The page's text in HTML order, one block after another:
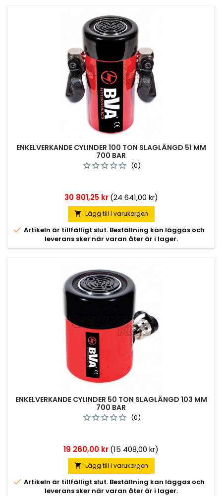
ENKELVERKANDE CYLINDER 100 TON SLAGLÄNGD 51 MM
700 BAR
(0)
Pris
30 801,25 kr (24 641,00 kr)
 Lägg till i varukorgen
 Artikeln är tillfälligt slut. Beställning kan läggas och
leverans sker när varan åter är i lager.
ENKELVERKANDE CYLINDER 50 TON SLAGLÄNGD 103 MM
700 BAR
(0)
Pris
19 260,00 kr(15 408,00 kr)
 Lägg till i varukorgen
 Artikeln är tillfälligt slut. Beställning kan läggas och
leverans sker när varan åter är i lager.